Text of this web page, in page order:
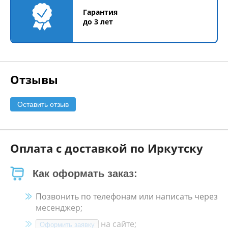
Гарантия
до 3 лет
Отзывы
Оставить отзыв
Оплата с доставкой по Иркутску
Как оформать заказ:
Позвонить по телефонам или написать через
месенджер;
Оформить заявку
на сайте;